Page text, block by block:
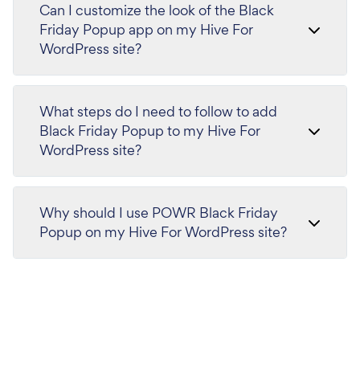
Can I customize the look of the Black
Friday Popup app on my Hive For
WordPress site?
What steps do I need to follow to add
Black Friday Popup to my Hive For
WordPress site?
Why should I use POWR Black Friday
Popup on my Hive For WordPress site?